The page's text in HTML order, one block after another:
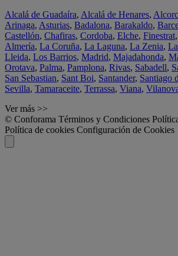
Alcalá de Guadaíra, Alcalá de Henares,
Arinaga, Asturias, Badalona, Barakaldo,
Castellón, Chafiras, Cordoba, Elche, Finestrat,
Almería, La Coruña, La Laguna, La Zenia,
Lleida, Los Barrios, Madrid, Majadahonda,
Orotava, Palma, Pamplona, Rivas, Sabadell,
San Sebastian, Sant Boi, Santander, Santiago
Sevilla, Tamaraceite, Terrassa, Viana,
Ver más >>
© Conforama Términos y Condiciones
Política de cookies Configuración de Cookies